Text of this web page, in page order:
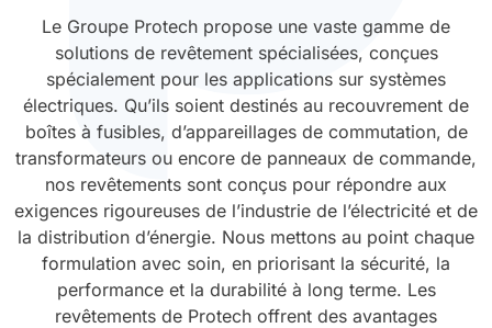
Polyessence
Oxysac
Durcissement UV
Le Groupe Protech propose une vaste gamme de
solutions de revêtement spécialisées, conçues
spécialement pour les applications sur systèmes
électriques. Qu’ils soient destinés au recouvrement de
boîtes à fusibles, d’appareillages de commutation, de
transformateurs ou encore de panneaux de commande,
nos revêtements sont conçus pour répondre aux
exigences rigoureuses de l’industrie de l’électricité et de
la distribution d’énergie. Nous mettons au point chaque
formulation avec soin, en priorisant la sécurité, la
performance et la durabilité à long terme. Les
revêtements de Protech offrent des avantages